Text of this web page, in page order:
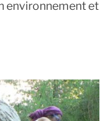
environnement et